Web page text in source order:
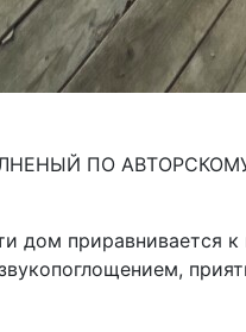
ПО
дом приравнивается